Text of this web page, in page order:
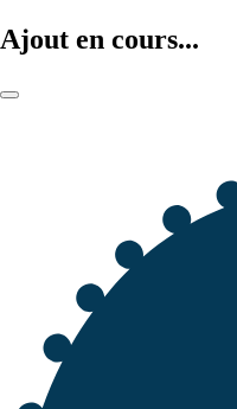
Ajout en cours...